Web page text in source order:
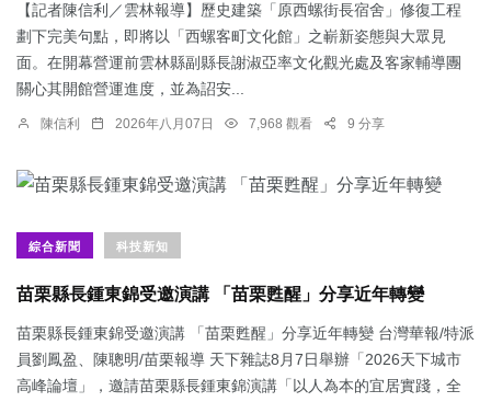
【記者陳信利／雲林報導】歷史建築「原西螺街長宿舍」修復工程
劃下完美句點，即將以「西螺客町文化館」之嶄新姿態與大眾見
面。在開幕營運前雲林縣副縣長謝淑亞率文化觀光處及客家輔導團
關心其開館營運進度，並為詔安...
陳信利 2026年八月07日 7,968 觀看 9 分享
綜合新聞 科技新知
苗栗縣長鍾東錦受邀演講 「苗栗甦醒」分享近年轉變
苗栗縣長鍾東錦受邀演講 「苗栗甦醒」分享近年轉變 台灣華報/特派
員劉鳳盈、陳聰明/苗栗報導 天下雜誌8月7日舉辦「2026天下城市
高峰論壇」，邀請苗栗縣長鍾東錦演講「以人為本的宜居實踐，全